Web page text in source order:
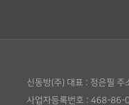
신동방(주) 대표 : 정은필 주
사업자등록번호 : 468-86-